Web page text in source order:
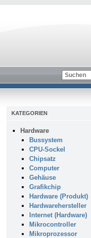
KATEGORIEN
Hardware
Bussystem
CPU-Sockel
Chipsatz
Computer
Gehäuse
Grafikchip
Hardware (Produkt)
Hardwarehersteller
Internet (Hardware)
Mikrocontroller
Mikroprozessor